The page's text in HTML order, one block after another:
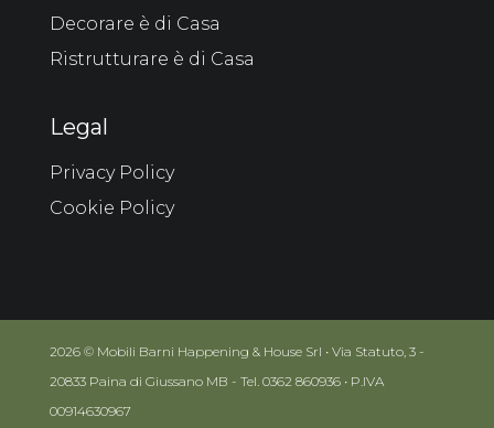
Decorare è di Casa
Ristrutturare è di Casa
Legal
Privacy Policy
Cookie Policy
2026 © Mobili Barni Happening & House Srl • Via Statuto, 3 -
20833 Paina di Giussano MB - Tel. 0362 860936 • P.IVA
00914630967